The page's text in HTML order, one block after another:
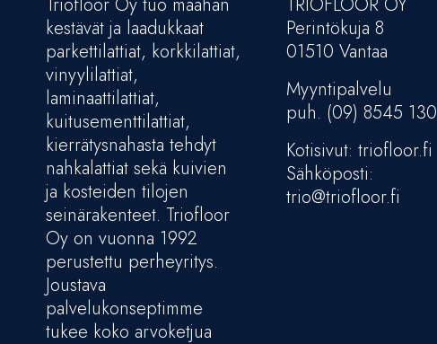
kestävät ja laadukkaat
parkettilattiat, korkkilattiat,
vinyylilattiat,
laminaattilattiat,
kuitusementtilattiat,
kierrätysnahasta tehdyt
nahkalattiat sekä kuivien
ja kosteiden tilojen
seinärakenteet. Triofloor
Oy on vuonna 1992
perustettu perheyritys.
Joustava
palvelukonseptimme
tukee koko arvoketjua
Perintökuja 8
01510 Vantaa
Myyntipalvelu
puh. (09) 8545 130
Kotisivut: triofloor.fi
Sähköposti:
trio@triofloor.fi